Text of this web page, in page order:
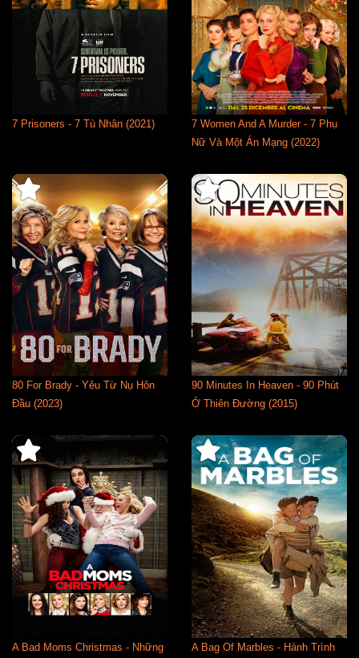
7 Prisoners - 7 Tù Nhân (2021)
7 Women And A Murder - 7 Phụ
Nữ Và Một Án Mạng (2022)
80 For Brady - Yêu Từ Nụ Hôn
Đầu (2023)
90 Minutes In Heaven - 90 Phút
Ở Thiên Đường (2015)
A Bad Moms Christmas - Những
A Bag Of Marbles - Hành Trình